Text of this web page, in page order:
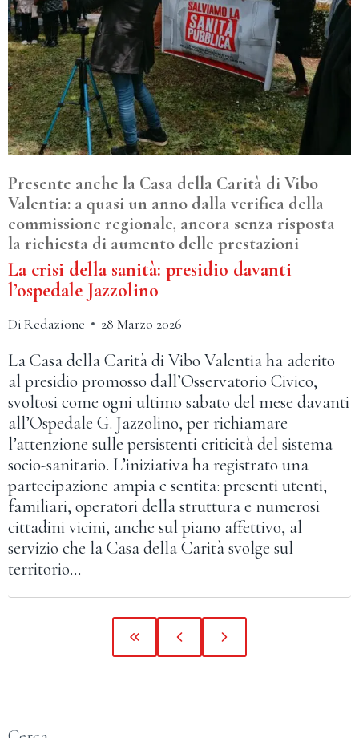
Presente anche la Casa della Carità di Vibo
Valentia: a quasi un anno dalla verifica della
commissione regionale, ancora senza risposta
la richiesta di aumento delle prestazioni
La crisi della sanità: presidio davanti
l’ospedale Jazzolino
DiRedazione 28 Marzo 2026
La Casa della Carità di Vibo Valentia ha aderito
al presidio promosso dall’Osservatorio Civico,
svoltosi come ogni ultimo sabato del mese davanti
all’Ospedale G. Jazzolino, per richiamare
l’attenzione sulle persistenti criticità del sistema
socio-sanitario. L’iniziativa ha registrato una
partecipazione ampia e sentita: presenti utenti,
familiari, operatori della struttura e numerosi
cittadini vicini, anche sul piano affettivo, al
servizio che la Casa della Carità svolge sul
territorio…